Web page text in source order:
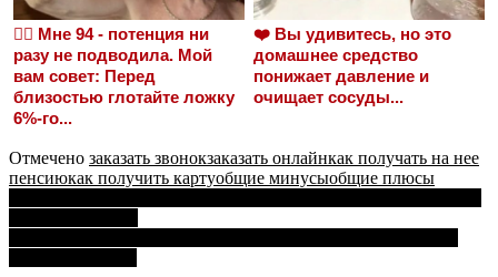
❤️‍🔥 Мне 94 - потенция ни
разу не подводила. Мой
вам совет: Перед
близостью глотайте ложку
6%-го...
❤️ Вы удивитесь, но это
домашнее средство
понижает давление и
очищает сосуды...
Отмечено заказать звонокзаказать онлайнкак получать на нее
пенсиюкак получить картуобщие минусыобщие плюсы
Навигация
по
записям